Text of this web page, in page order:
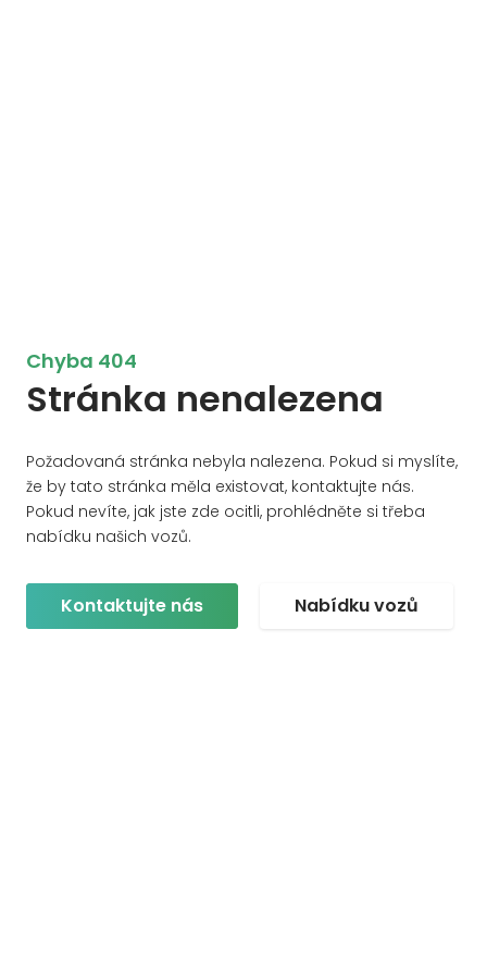
Chyba 404
Stránka nenalezena
Požadovaná stránka nebyla nalezena. Pokud si myslíte,
že by tato stránka měla existovat, kontaktujte nás.
Pokud nevíte, jak jste zde ocitli, prohlédněte si třeba
nabídku našich vozů.
Kontaktujte nás Nabídku vozů